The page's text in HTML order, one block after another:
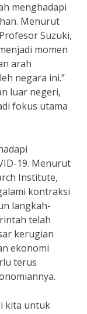
menghadapi
Menurut
Suzuki,
momen
arah
negara ini.”
luar negeri,
fokus utama
19. Menurut
Institute,
kontraksi
langkah-
telah
kerugian
ekonomi
terus
kita untuk